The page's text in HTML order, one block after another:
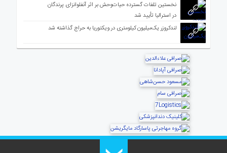
نخستین تلفات گسترده حیات‌وحش بر اثر آنفلوانزای پرندگان
در استرالیا تأیید شد
لندکروزر یک‌میلیون کیلومتری در ویکتوریا به حراج گذاشته شد